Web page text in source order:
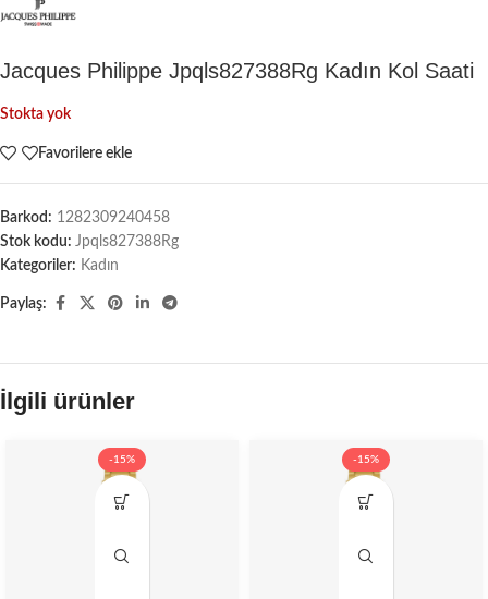
Jacques Philippe Jpqls827388Rg Kadın Kol Saati
Stokta yok
Favorilere ekle
Barkod: 1282309240458
Stok kodu: Jpqls827388Rg
Kategoriler: Kadın
Paylaş:
İlgili ürünler
-15% -15%